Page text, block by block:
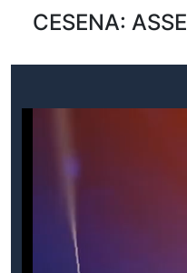
CESENA: